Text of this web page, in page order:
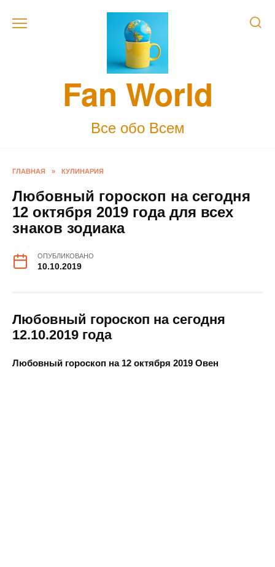
Fan World
Все обо Всем
ГЛАВНАЯ » КУЛИНАРИЯ
Любовный гороскоп на сегодня
12 октября 2019 года для всех
знаков зодиака
ОПУБЛИКОВАНО
10.10.2019
Любовный гороскоп на сегодня
12.10.2019 года
Любовный гороскоп на 12 октября 2019 Овен